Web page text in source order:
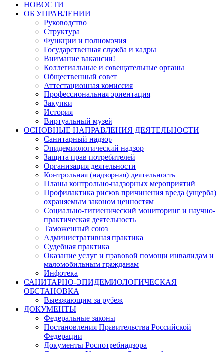
НОВОСТИ
ОБ УПРАВЛЕНИИ
Руководство
Структура
Функции и полномочия
Государственная служба и кадры
Внимание вакансии!
Коллегиальные и совещательные органы
Общественный совет
Аттестационная комиссия
Профессиональная ориентация
Закупки
История
Виртуальный музей
ОСНОВНЫЕ НАПРАВЛЕНИЯ ДЕЯТЕЛЬНОСТИ
Санитарный надзор
Эпидемиологический надзор
Защита прав потребителей
Организация деятельности
Контрольная (надзорная) деятельность
Планы контрольно-надзорных мероприятий
Профилактика рисков причинения вреда (ущерба)
охраняемым законом ценностям
Социально-гигиенический мониторинг и научно-
практическая деятельность
Таможенный союз
Административная практика
Судебная практика
Оказание услуг и правовой помощи инвалидам и
маломобильным гражданам
Инфотека
САНИТАРНО-ЭПИДЕМИОЛОГИЧЕСКАЯ
ОБСТАНОВКА
Выезжающим за рубеж
ДОКУМЕНТЫ
Федеральные законы
Постановления Правительства Российской
Федерации
Документы Роспотребнадзора